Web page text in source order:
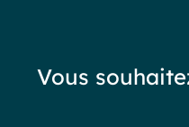
Vous